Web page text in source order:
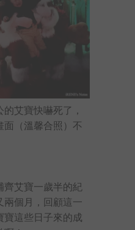
艾寶快嚇死了，
面（溫馨合照）不
齊艾寶一歲半的紀
兩個月，回顧這一
寶這些日子來的成